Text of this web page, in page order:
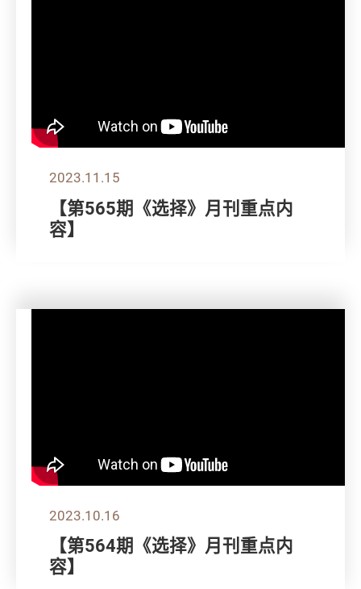
2023.11.15
【第565期《选择》月刊重点内
容】
2023.10.16
【第564期《选择》月刊重点内
容】